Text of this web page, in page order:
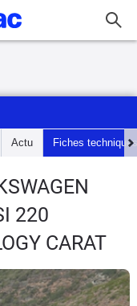
Actu Fiches techniques
220
CARAT